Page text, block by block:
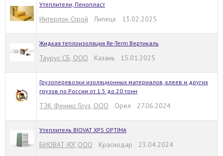
Утеплители, Пенопласт
Интерлок-Строй Липецк 13.02.2025
Жидкая теплоизоляция Re-Term Вертикаль
Таурус СБ, ООО Казань 15.01.2025
Грузоперевозки изоляционных материалов, клеев и других
грузов по России от 1.5 до 20 тонн
ТЭК Феникс Груз, ООО Орел 27.06.2024
Утеплитель BIOVAT XPS OPTIMA
БИОВАТ-ЮГ,ООО Краснодар 23.04.2024